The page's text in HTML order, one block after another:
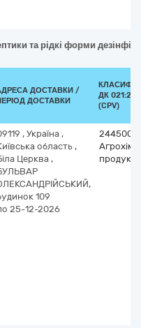
та рідкі форми
ДОСТАВКИ /
ДОСТАВКИ
ДК
(CPV)
, Україна ,
область,
Церква,
109
25-12-2026